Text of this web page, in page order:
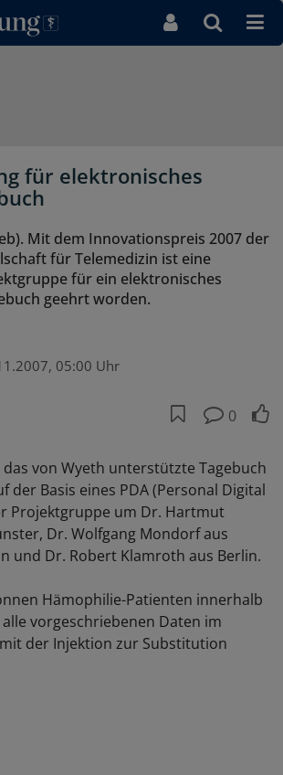
für elektronisches
Mit dem Innovationspreis 2007 der
für Telemedizin ist eine
für ein elektronisches
geehrt worden.
05:00 Uhr
0
von Wyeth unterstützte Tagebuch
der Basis eines PDA (Personal Digital
Projektgruppe um Dr. Hartmut
Dr. Wolfgang Mondorf aus
und Dr. Robert Klamroth aus Berlin.
Hämophilie-Patienten innerhalb
vorgeschriebenen Daten im
der Injektion zur Substitution